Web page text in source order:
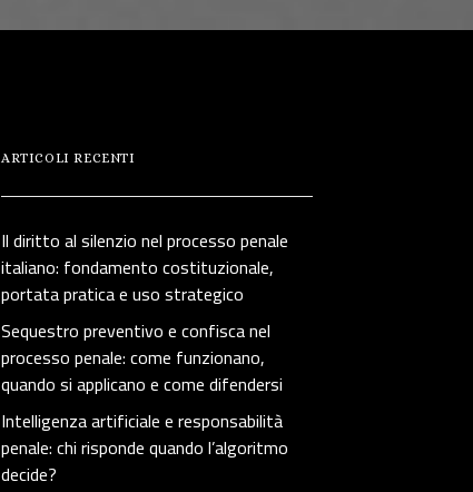
ARTICOLI RECENTI
Il diritto al silenzio nel processo penale
italiano: fondamento costituzionale,
portata pratica e uso strategico
Sequestro preventivo e confisca nel
processo penale: come funzionano,
quando si applicano e come difendersi
Intelligenza artificiale e responsabilità
penale: chi risponde quando l’algoritmo
decide?